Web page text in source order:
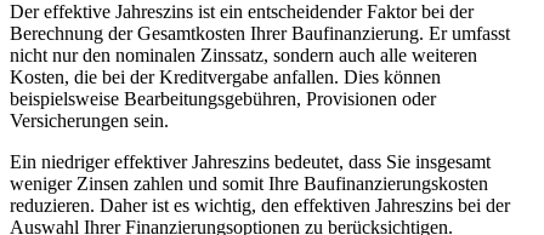
Der effektive Jahreszins ist ein entscheidender Faktor bei der
Berechnung der Gesamtkosten Ihrer Baufinanzierung. Er umfasst
nicht nur den nominalen Zinssatz, sondern auch alle weiteren
Kosten, die bei der Kreditvergabe anfallen. Dies können
beispielsweise Bearbeitungsgebühren, Provisionen oder
Versicherungen sein.
Ein niedriger effektiver Jahreszins bedeutet, dass Sie insgesamt
weniger Zinsen zahlen und somit Ihre Baufinanzierungskosten
reduzieren. Daher ist es wichtig, den effektiven Jahreszins bei der
Auswahl Ihrer Finanzierungsoptionen zu berücksichtigen.